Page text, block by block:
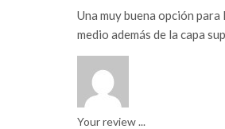
Una muy buena opción
medio además de la capa
Your review ...